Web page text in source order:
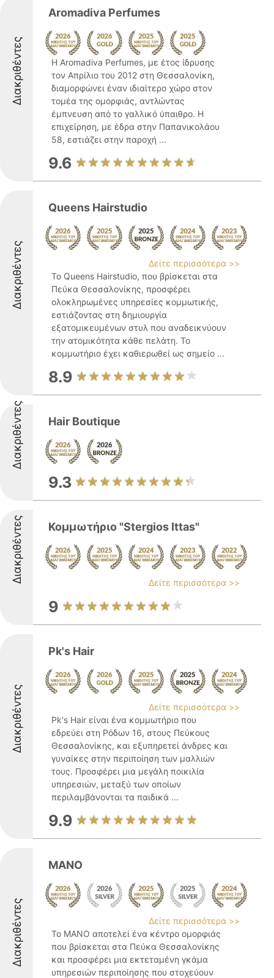
Διακριθέντες
Aromadiva Perfumes
Η Aromadiva Perfumes, με έτος ίδρυσης
τον Απρίλιο του 2012 στη Θεσσαλονίκη,
διαμορφώνει έναν ιδιαίτερο χώρο στον
τομέα της ομορφιάς, αντλώντας
έμπνευση από το γαλλικό ύπαιθρο. Η
επιχείρηση, με έδρα στην Παπανικολάου
58, εστιάζει στην παροχή ...
9.6
Διακριθέντες
Queens Hairstudio
Δείτε περισσότερα >>
Το Queens Hairstudio, που βρίσκεται στα
Πεύκα Θεσσαλονίκης, προσφέρει
ολοκληρωμένες υπηρεσίες κομμωτικής,
εστιάζοντας στη δημιουργία
εξατομικευμένων στυλ που αναδεικνύουν
την ατομικότητα κάθε πελάτη. Το
κομμωτήριο έχει καθιερωθεί ως σημείο ...
8.9
Διακριθέντες Hair Boutique
9.3
Διακριθέντες Κομμωτήριο "Stergios Ittas"
Δείτε περισσότερα >>
9
Διακριθέντες
Pk's Hair
Δείτε περισσότερα >>
Pk's Hair είναι ένα κομμωτήριο που
εδρεύει στη Ρόδων 16, στους Πεύκους
Θεσσαλονίκης, και εξυπηρετεί άνδρες και
γυναίκες στην περιποίηση των μαλλιών
τους. Προσφέρει μια μεγάλη ποικιλία
υπηρεσιών, μεταξύ των οποίων
περιλαμβάνονται τα παιδικά ...
9.9
Διακριθέντες
MANO
Δείτε περισσότερα >>
Το MANO αποτελεί ένα κέντρο ομορφιάς
που βρίσκεται στα Πεύκα Θεσσαλονίκης
και προσφέρει μια εκτεταμένη γκάμα
υπηρεσιών περιποίησης που στοχεύουν